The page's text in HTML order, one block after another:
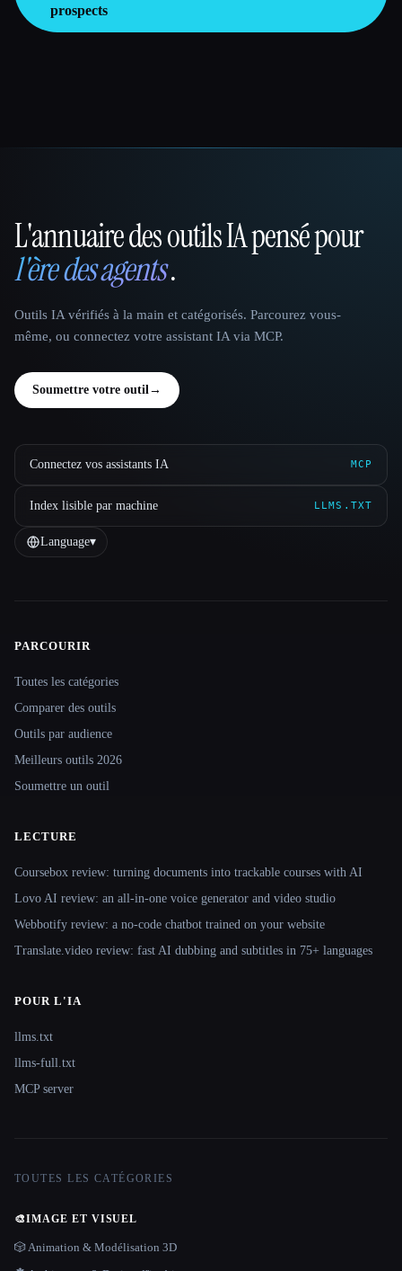
prospects
That AI Collection
L'annuaire des outils IA pensé pour
l'ère des agents.
Outils IA vérifiés à la main et catégorisés. Parcourez vous-
même, ou connectez votre assistant IA via MCP.
Soumettre votre outil→
Connectez vos assistants IA MCP
Index lisible par machine LLMS.TXT
Language▾
Site navigation
PARCOURIR
Toutes les catégories
Comparer des outils
Outils par audience
Meilleurs outils 2026
Soumettre un outil
LECTURE
Coursebox review: turning documents into trackable courses with AI
Lovo AI review: an all-in-one voice generator and video studio
Webbotify review: a no-code chatbot trained on your website
Translate.video review: fast AI dubbing and subtitles in 75+ languages
POUR L'IA
llms.txt
llms-full.txt
MCP server
TOUTES LES CATÉGORIES
🎨IMAGE ET VISUEL
🎲 Animation & Modélisation 3D